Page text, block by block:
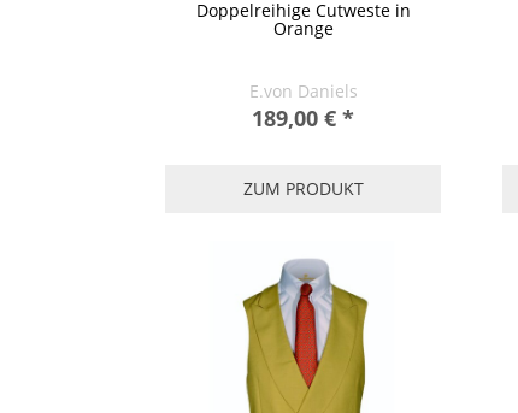
Doppelreihige Cutweste in
Orange
E.von Daniels
189,00 € *
ZUM PRODUKT